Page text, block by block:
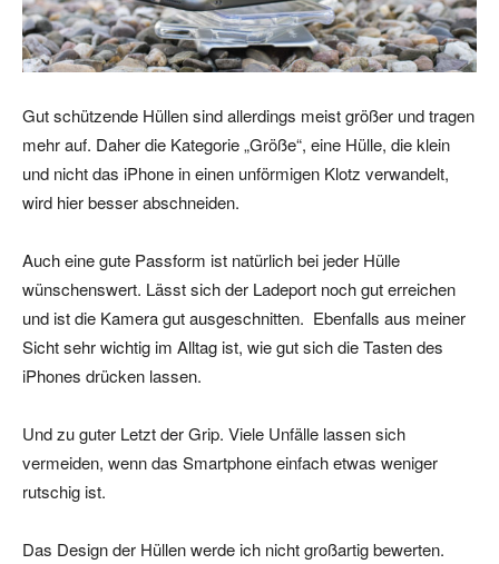
Gut schützende Hüllen sind allerdings meist größer und tragen
mehr auf. Daher die Kategorie „Größe“, eine Hülle, die klein
und nicht das iPhone in einen unförmigen Klotz verwandelt,
wird hier besser abschneiden.
Auch eine gute Passform ist natürlich bei jeder Hülle
wünschenswert. Lässt sich der Ladeport noch gut erreichen
und ist die Kamera gut ausgeschnitten. Ebenfalls aus meiner
Sicht sehr wichtig im Alltag ist, wie gut sich die Tasten des
iPhones drücken lassen.
Und zu guter Letzt der Grip. Viele Unfälle lassen sich
vermeiden, wenn das Smartphone einfach etwas weniger
rutschig ist.
Das Design der Hüllen werde ich nicht großartig bewerten.